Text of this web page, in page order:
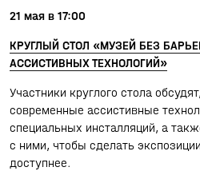
21 мая в 17:00
КРУГЛЫЙ СТОЛ «МУЗЕЙ БЕЗ
АССИСТИВНЫХ ТЕХНОЛОГИЙ»
Участники круглого стола
современные ассистивные
специальных инсталляций, а
с ними, чтобы сделать
доступнее.